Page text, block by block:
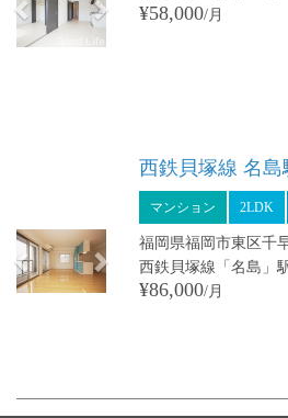
¥58,000/月
Next西鉄貝塚線 名島
マンション 2LDK
福岡県福岡市東区千
西鉄貝塚線「名島」
¥86,000/月